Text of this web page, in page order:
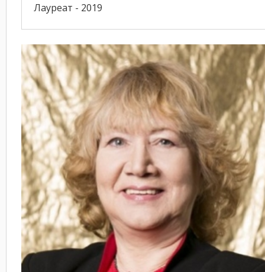
Лауреат - 2019